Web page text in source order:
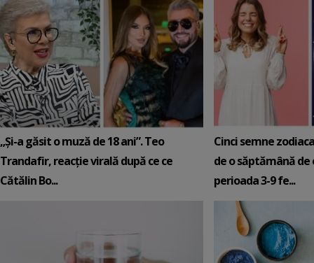
„Și-a găsit o muză de 18 ani”. Teo
Trandafir, reacție virală după ce ce
Cătălin Bo...
Cinci semne
de o săptămână de
perioada 3-9 fe...